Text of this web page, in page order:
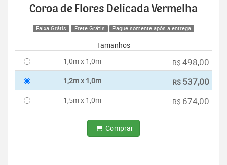
Coroa de Flores Delicada Vermelha
Faixa Grátis Frete Grátis Pague somente após a entrega
Tamanhos
1,0m x 1,0m
R$ 498,00
1,2m x 1,0m R$ 537,00
1,5m x 1,0m R$ 674,00
Comprar